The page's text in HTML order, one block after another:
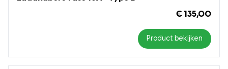
€ 135,00
Product bekijken